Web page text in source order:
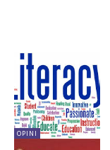
OPINI